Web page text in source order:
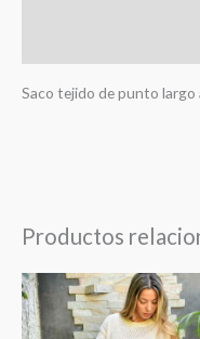
Saco tejido de punto largo
Productos